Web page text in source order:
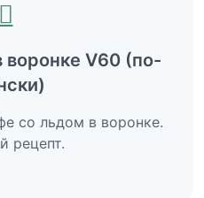
V60 (по-
со льдом в воронке.
рецепт.